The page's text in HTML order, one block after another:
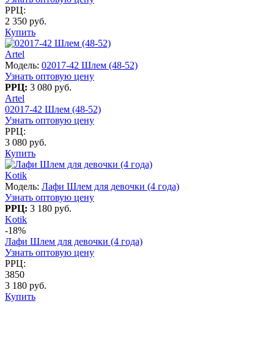
РРЦ:
2 350 руб.
Купить
Artel
Модель: 02017-42 Шлем (48-52)
Узнать оптовую цену
РРЦ: 3 080 руб.
Artel
02017-42 Шлем (48-52)
Узнать оптовую цену
РРЦ:
3 080 руб.
Купить
Kotik
Модель: Лафи Шлем для девочки (4 года)
Узнать оптовую цену
РРЦ: 3 180 руб.
Kotik
-18%
Лафи Шлем для девочки (4 года)
Узнать оптовую цену
РРЦ:
3850
3 180 руб.
Купить